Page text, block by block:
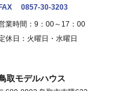
FAX
0857-30-3203
業時間：9：00～17：00
休日：火曜日・水曜日
取モデルハウス